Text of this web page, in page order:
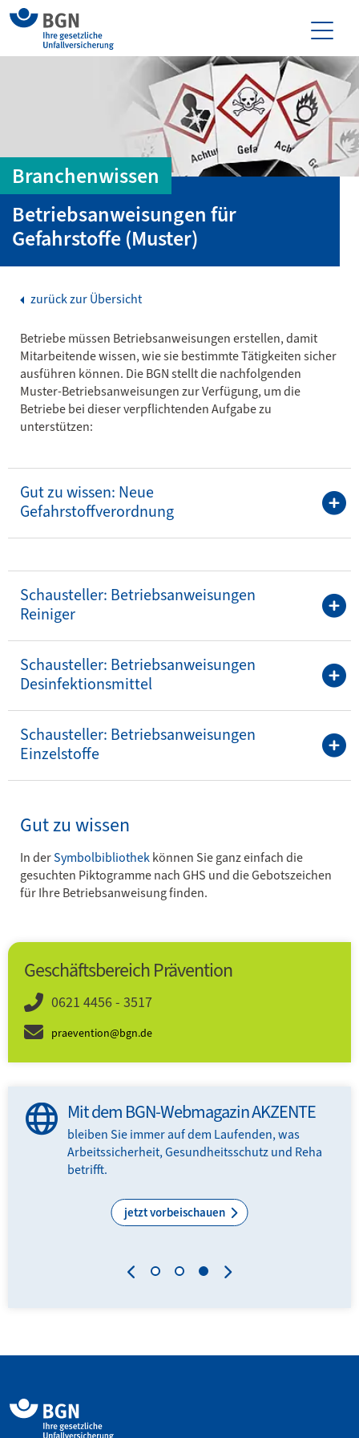
Branchenwissen
Betriebsanweisungen für
Gefahrstoffe (Muster)
zurück zur Übersicht
Betriebe müssen Betriebsanweisungen erstellen, damit
Mitarbeitende wissen, wie sie bestimmte Tätigkeiten sicher
ausführen können. Die BGN stellt die nachfolgenden
Muster-Betriebsanweisungen zur Verfügung, um die
Betriebe bei dieser verpflichtenden Aufgabe zu
unterstützen:
Gut zu wissen: Neue
Gefahrstoffverordnung
Schausteller: Betriebsanweisungen
Reiniger
Schausteller: Betriebsanweisungen
Desinfektionsmittel
Schausteller: Betriebsanweisungen
Einzelstoffe
Gut zu wissen
In derSymbolbibliothekkönnen Sie ganz einfach die
gesuchten Piktogramme nach GHS und die Gebotszeichen
für Ihre Betriebsanweisung finden.
Geschäftsbereich Prävention
0621 4456 - 3517
praevention@bgn.de
Mit dem BGN-Webmagazin AKZENTE
bleiben Sie immer auf dem Laufenden, was
Arbeitssicherheit, Gesundheitsschutz und Reha
betrifft.
jetzt vorbeischauen